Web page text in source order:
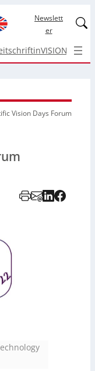
Newslett
er
inVISION Top
Vision Days Forum